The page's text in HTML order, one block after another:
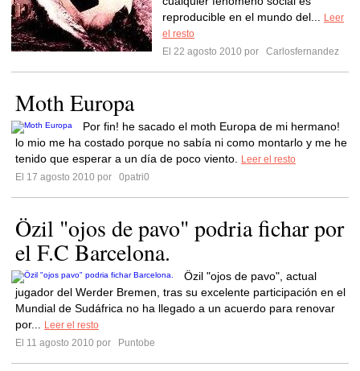
reproducible en el mundo del...
Leer
el resto
El 22 agosto 2010 por
Carlosfernandez
Moth Europa
Por fin! he sacado el moth Europa de mi hermano!
lo mio me ha costado porque no sabía ni como montarlo y me he
tenido que esperar a un día de poco viento.
Leer el resto
El 17 agosto 2010 por
0patri0
Özil "ojos de pavo" podria fichar por
el F.C Barcelona.
Özil "ojos de pavo", actual
jugador del Werder Bremen, tras su excelente participación en el
Mundial de Sudáfrica no ha llegado a un acuerdo para renovar
por...
Leer el resto
El 11 agosto 2010 por
Puntobe